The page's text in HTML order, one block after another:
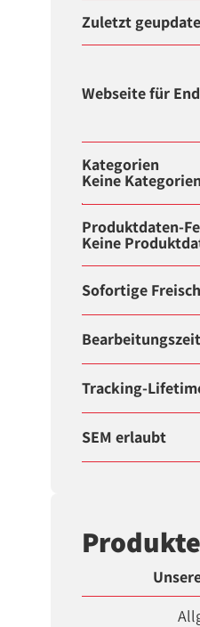
Zuletzt
Webseite für
Kategorien
Keine
Produktdaten-
Keine
Sofortige
Bearbeitungszeit
Tracking-
SEM erlaubt